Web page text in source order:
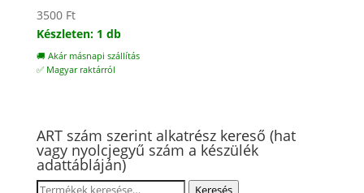
3500 Ft
Készleten: 1 db
🚚 Akár másnapi szállítás
✅ Magyar raktárról
ART szám szerint alkatrész kereső (hat
vagy nyolcjegyű szám a készülék
adattábláján)
Keresés
Keresés